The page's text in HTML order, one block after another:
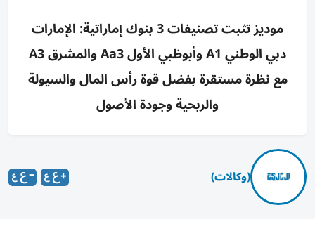
موديز تثبت تصنيفات 3 بنوك إماراتية: الإمارات
دبي الوطني A1 وأبوظبي الأول Aa3 والمشرق A3
مع نظرة مستقرة بفضل قوة رأس المال والسيولة
والربحية وجودة الأصول
(وكالات)